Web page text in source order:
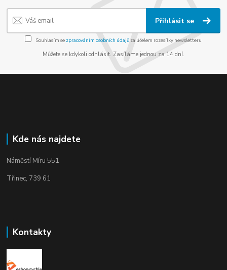
Přihlásit se
Souhlasím se zpracováním osobních údajůza účelem rozesílky newsletteru.
Můžete se kdykoli odhlásit. Zasíláme jednou za 14 dní.
Kde nás najdete
Náměstí Míru 551
Třinec, 739 61
Kontakty